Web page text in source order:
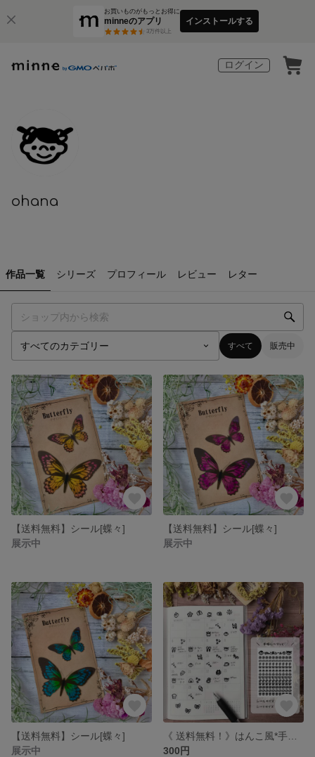
お買いものがもっとお得に
minneのアプリ
3万件以上
インストールする
ログイン
ohana
作品一覧 シリーズ プロフィール レビュー レター
すべて 販売中
【送料無料】シール[蝶々]
展示中
【送料無料】シール[蝶々]
展示中
【送料無料】シール[蝶々]
展示中
300円